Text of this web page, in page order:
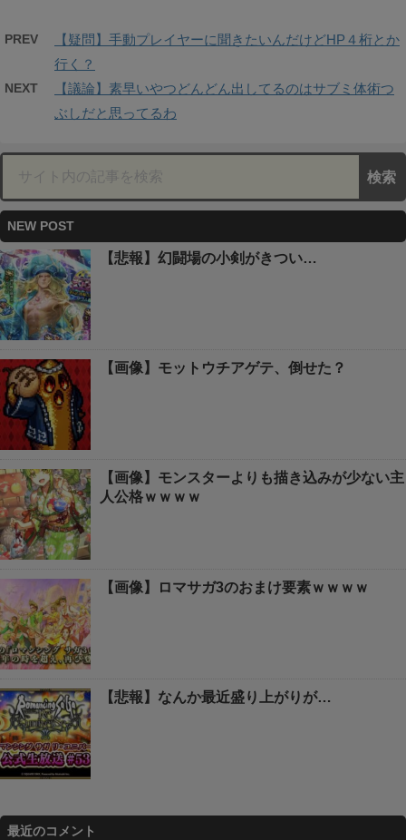
PREV
【疑問】手動プレイヤーに聞きたいんだけどHP４桁とか
行く？
NEXT
【議論】素早いやつどんどん出してるのはサブミ体術つ
ぶしだと思ってるわ
NEW POST
【悲報】幻闘場の小剣がきつい…
【画像】モットウチアゲテ、倒せた？
【画像】モンスターよりも描き込みが少ない主
人公格ｗｗｗｗ
【画像】ロマサガ3のおまけ要素ｗｗｗｗ
【悲報】なんか最近盛り上がりが…
最近のコメント